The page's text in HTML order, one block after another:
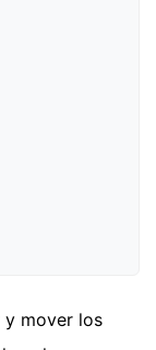
y mover los